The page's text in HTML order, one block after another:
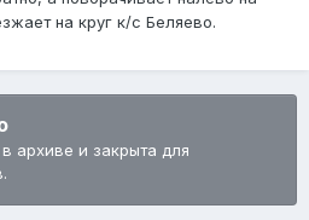
на круг к/с Беляево.
архиве и закрыта для